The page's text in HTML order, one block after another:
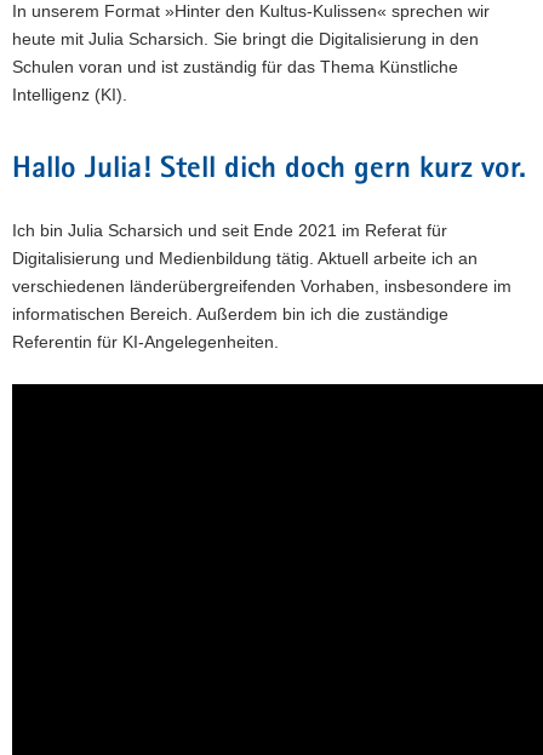
n
In unserem Format »Hinter den Kultus-Kulissen« sprechen wir
heute mit Julia Scharsich. Sie bringt die Digitalisierung in den
Schulen voran und ist zuständig für das Thema Künstliche
Intelligenz (KI).
Hallo Julia! Stell dich doch gern kurz vor.
Ich bin Julia Scharsich und seit Ende 2021 im Referat für
Digitalisierung und Medienbildung tätig. Aktuell arbeite ich an
verschiedenen länderübergreifenden Vorhaben, insbesondere im
informatischen Bereich. Außerdem bin ich die zuständige
Referentin für KI-Angelegenheiten.